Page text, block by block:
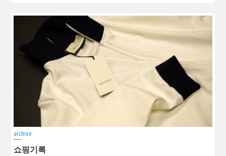
archive
쇼핑기록